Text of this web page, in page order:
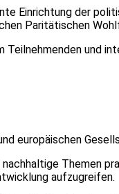
Einrichtung der
Paritätischen
und
europäischen
Themen
aufzugreifen.